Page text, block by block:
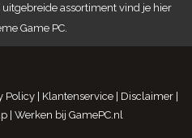
assortiment vind je hier
Game PC.
Policy Klantenservice Disclaimer
Werken bij GamePC.nl